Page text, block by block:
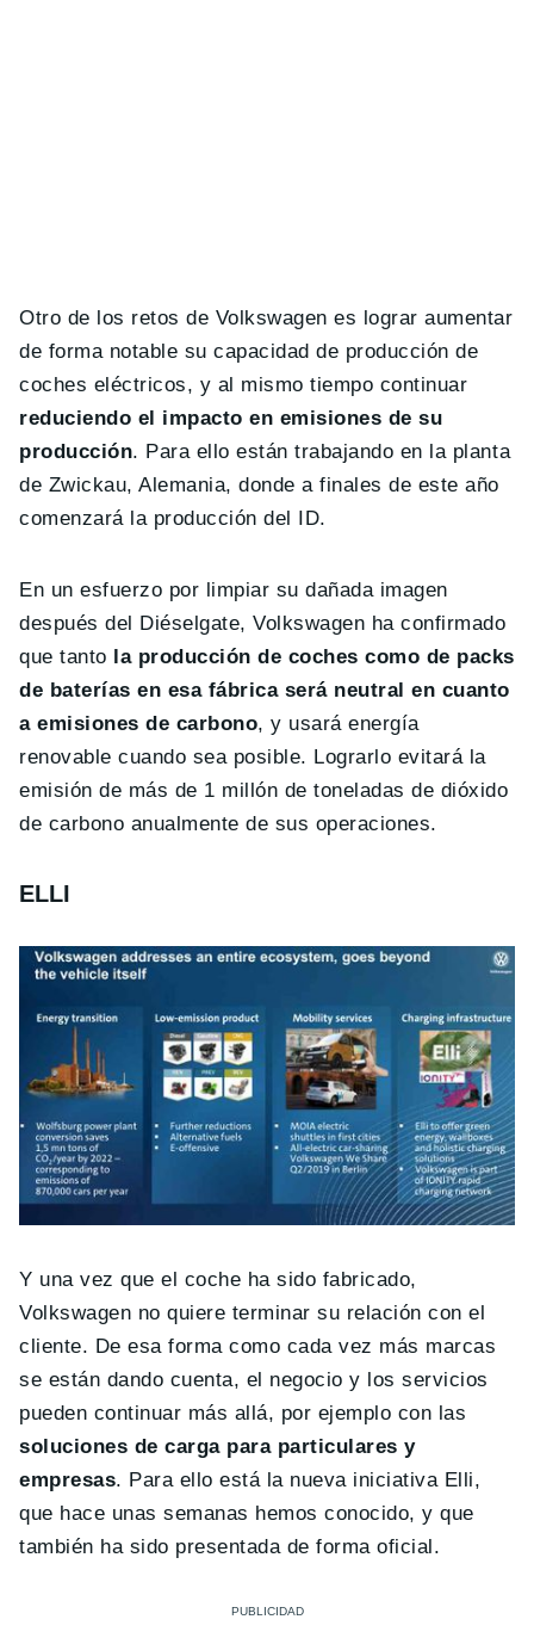
Otro de los retos de Volkswagen es lograr aumentar
de forma notable su capacidad de producción de
coches eléctricos, y al mismo tiempo continuar
reduciendo el impacto en emisiones de su
producción. Para ello están trabajando en la planta
de Zwickau, Alemania, donde a finales de este año
comenzará la producción del ID.
En un esfuerzo por limpiar su dañada imagen
después del Diéselgate, Volkswagen ha confirmado
que tanto la producción de coches como de packs
de baterías en esa fábrica será neutral en cuanto
a emisiones de carbono, y usará energía
renovable cuando sea posible. Lograrlo evitará la
emisión de más de 1 millón de toneladas de dióxido
de carbono anualmente de sus operaciones.
ELLI
Y una vez que el coche ha sido fabricado,
Volkswagen no quiere terminar su relación con el
cliente. De esa forma como cada vez más marcas
se están dando cuenta, el negocio y los servicios
pueden continuar más allá, por ejemplo con las
soluciones de carga para particulares y
empresas. Para ello está la nueva iniciativa Elli,
que hace unas semanas hemos conocido, y que
también ha sido presentada de forma oficial.